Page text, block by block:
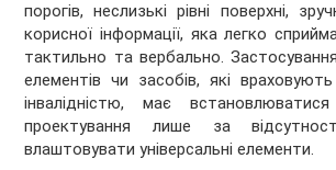
порогів, неслизькі рівні поверхні,
корисної інформації, яка легко
тактильно та вербально. Застосування
елементів чи засобів, які
інвалідністю, має
проектування лише за
влаштовувати універсальні елементи.